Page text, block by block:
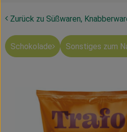
Ökokisten
Mahlitzscher Produkte
Ökokisten
Obst & Gemüse
Zurück zu Süßwaren,
Schokolade Sonstiges zum